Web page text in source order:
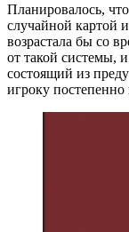
Планировалось,
случайной картой
возрастала бы со
от такой системы,
состоящий из
игроку